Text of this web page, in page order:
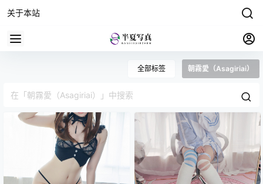
关于本站
全部标签 朝霧愛（Asagiriai）